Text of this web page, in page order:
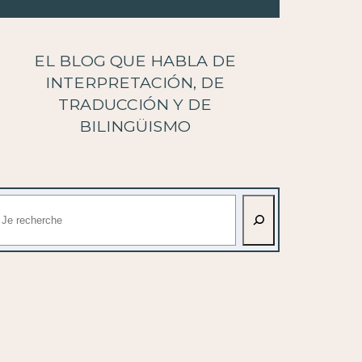
EL BLOG QUE HABLA DE
INTERPRETACIÓN, DE
TRADUCCIÓN Y DE
BILINGÜISMO